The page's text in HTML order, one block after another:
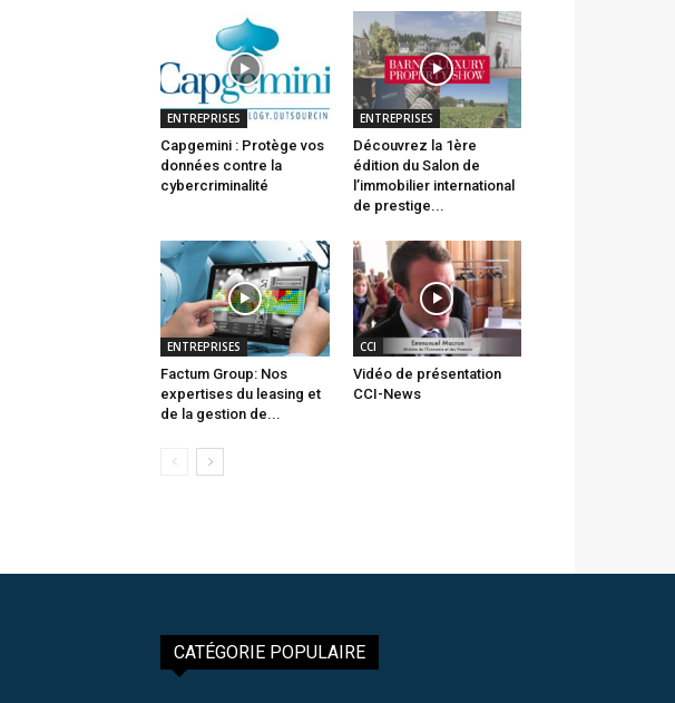
ENTREPRISES
Capgemini : Protège vos
données contre la
cybercriminalité
ENTREPRISES
Découvrez la 1ère
édition du Salon de
l’immobilier international
de prestige...
ENTREPRISES
Factum Group: Nos
expertises du leasing et
de la gestion de...
CCI
Vidéo de présentation
CCI-News
CATÉGORIE POPULAIRE